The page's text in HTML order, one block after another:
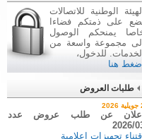
الوطنية للاتصالات
على ذمتكم فضاءا
يمنحكم الوصول
مجموعة واسعة من
للدخول،
هنا
طلبات العروض
بيع وسائل نقل عن طريق
مغلقة عدد 01/2026
وسائل نقل عن طريق ظروف
عن طلب عروض عدد
2026/
تجهيزات إعلامية